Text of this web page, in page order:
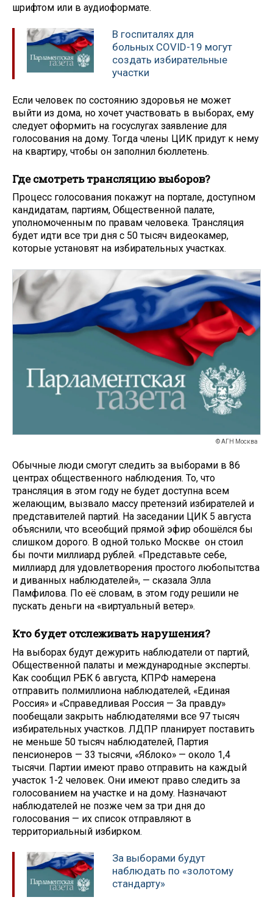
шрифтом или в аудиоформате.
В госпиталях для
больных COVID-19 могут
создать избирательные
участки
Если человек по состоянию здоровья не может
выйти из дома, но хочет участвовать в выборах, ему
следует оформить на госуслугах заявление для
голосования на дому. Тогда члены ЦИК придут к нему
на квартиру, чтобы он заполнил бюллетень.
Где смотреть трансляцию выборов?
Процесс голосования покажут на портале, доступном
кандидатам, партиям, Общественной палате,
уполномоченным по правам человека. Трансляция
будет идти все три дня с 50 тысяч видеокамер,
которые установят на избирательных участках.
© АГН Москва
Обычные люди смогут следить за выборами в 86
центрах общественного наблюдения. То, что
трансляция в этом году не будет доступна всем
желающим, вызвало массу претензий избирателей и
представителей партий. На заседании ЦИК 5 августа
объяснили, что всеобщий прямой эфир обошёлся бы
слишком дорого. В одной только Москве он стоил
бы почти миллиард рублей. «Представьте себе,
миллиард для удовлетворения простого любопытства
и диванных наблюдателей», — сказала Элла
Памфилова. По её словам, в этом году решили не
пускать деньги на «виртуальный ветер».
Кто будет отслеживать нарушения?
На выборах будут дежурить наблюдатели от партий,
Общественной палаты и международные эксперты.
Как сообщил РБК 6 августа, КПРФ намерена
отправить полмиллиона наблюдателей, «Единая
Россия» и «Справедливая Россия — За правду»
пообещали закрыть наблюдателями все 97 тысяч
избирательных участков. ЛДПР планирует поставить
не меньше 50 тысяч наблюдателей, Партия
пенсионеров — 33 тысячи, «Яблоко» — около 1,4
тысячи. Партии имеют право отправить на каждый
участок 1-2 человек. Они имеют право следить за
голосованием на участке и на дому. Назначают
наблюдателей не позже чем за три дня до
голосования — их список отправляют в
территориальный избирком.
За выборами будут
наблюдать по «золотому
стандарту»